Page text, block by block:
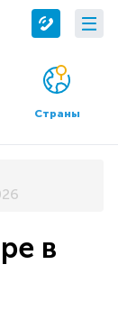
Страны
в